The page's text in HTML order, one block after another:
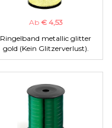
Ab € 4,53
Ringelband metallic glitter
gold (Kein Glitzerverlust).